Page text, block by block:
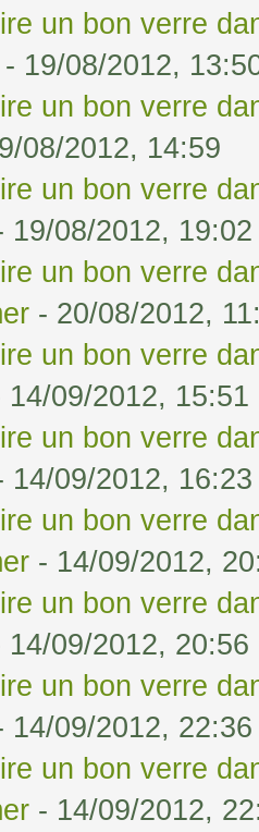
un bon verre
- 19/08/2012,
un bon verre
08/2012, 14:59
un bon verre
19/08/2012, 19:02
un bon verre
- 20/08/2012,
un bon verre
14/09/2012, 15:51
un bon verre
14/09/2012, 16:23
un bon verre
- 14/09/2012,
un bon verre
14/09/2012, 20:56
un bon verre
14/09/2012, 22:36
un bon verre
- 14/09/2012,